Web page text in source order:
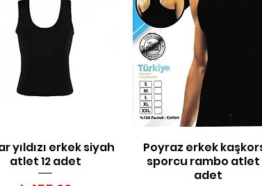
Hızlı Bakış
yıldızı erkek siyah
atlet 12 adet
Hızlı Bakış
Poyraz erkek
sporcu rambo atlet
adet